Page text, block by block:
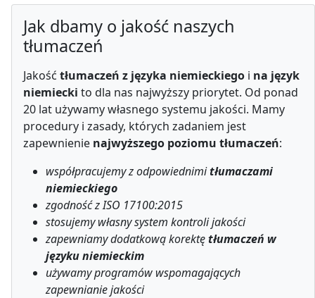
Jak dbamy o jakość naszych
tłumaczeń
Jakość tłumaczeń z języka niemieckiego i na język
niemiecki to dla nas najwyższy priorytet. Od ponad
20 lat używamy własnego systemu jakości. Mamy
procedury i zasady, których zadaniem jest
zapewnienie najwyższego poziomu tłumaczeń:
współpracujemy z odpowiednimitłumaczami
niemieckiego
zgodność z ISO 17100:2015
stosujemy własny system kontroli jakości
zapewniamy dodatkową korektętłumaczeń w
języku niemieckim
używamy programów wspomagających
zapewnianie jakości